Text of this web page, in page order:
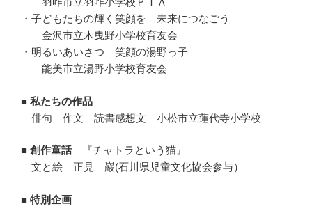
・子どもたちの輝く笑顔を 未来につなごう
金沢市立木曳野小学校育友会
・明るいあいさつ 笑顔の湯野っ子
能美市立湯野小学校育友会
■ 私たちの作品
俳句 作文 読書感想文 小松市立蓮代寺小学校
■ 創作童話『チャトラという猫』
文と絵 正見 巖(石川県児童文化協会参与）
■ 特別企画